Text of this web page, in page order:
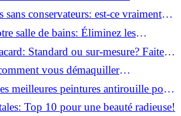
un nettoyage parfait!
sans conservateurs: est-ce vraiment
salle de bains: Éliminez les
dès maintenant!
Standard ou sur-mesure? Faites
vous démaquiller
Astuces et secrets révélés!
meilleures peintures antirouille pour
analysé!
Top 10 pour une beauté radieuse!